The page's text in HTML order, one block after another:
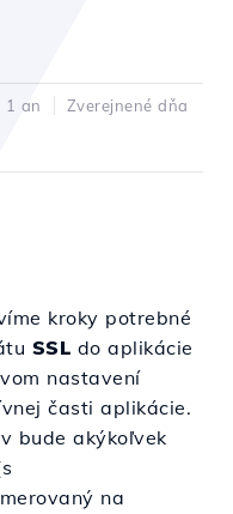
1 an
Zverejnené dňa
kroky potrebné
SSL do aplikácie
nastavení
časti aplikácie.
bude akýkoľvek
na